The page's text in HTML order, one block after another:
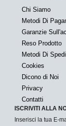
Chi Siamo
Metodi Di
Garanzie
Reso Prodotto
Metodi Di
Cookies
Dicono di Noi
Privacy
Contatti
ISCRIVITI ALLA
Inserisci la tua E-